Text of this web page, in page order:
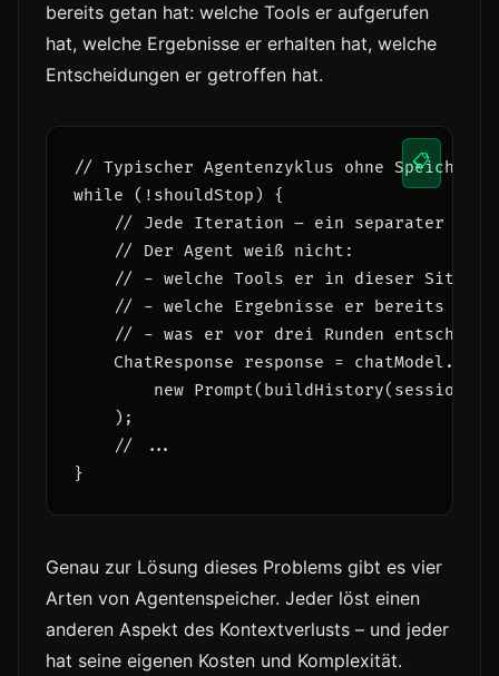
bereits getan hat: welche Tools er aufgerufen
hat, welche Ergebnisse er erhalten hat, welche
Entscheidungen er getroffen hat.
// Typischer Agentenzyklus ohne Speicher:
while (!shouldStop) {
// Jede Iteration – ein separater
    // Der Agent weiß nicht:
// - welche Tools er in dieser
// - welche Ergebnisse er bereits
// - was er vor drei Runden
ChatResponse response =
new Prompt(buildHistory(session))
    );
    // ...
📋
Genau zur Lösung dieses Problems gibt es vier
Arten von Agentenspeicher. Jeder löst einen
anderen Aspekt des Kontextverlusts – und jeder
hat seine eigenen Kosten und Komplexität.